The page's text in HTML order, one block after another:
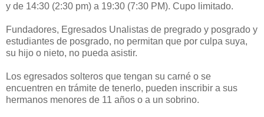
y de 14:30 (2:30 pm) a 19:30 (7:30 PM). Cupo limitado.
Fundadores, Egresados Unalistas de pregrado y posgrado y
estudiantes de posgrado, no permitan que por culpa suya,
su hijo o nieto, no pueda asistir.
Los egresados solteros que tengan su carné o se
encuentren en trámite de tenerlo, pueden inscribir a sus
hermanos menores de 11 años o a un sobrino.